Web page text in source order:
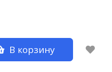
В корзину